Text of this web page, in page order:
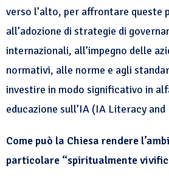
verso l’alto, per affrontare queste
all’adozione di strategie di
internazionali, all’impegno delle
normativi, alle norme e agli
investire in modo significativo in
educazione sull’IA (IA Literacy
Come può la Chiesa rendere
particolare “spiritualmente